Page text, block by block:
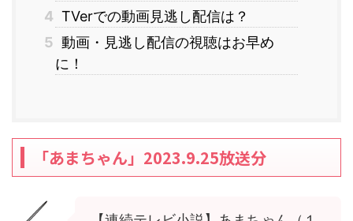
4 TVerでの動画見逃し配信は？
5 動画・見逃し配信の視聴はお早め
に！
「あまちゃん」2023.9.25放送分